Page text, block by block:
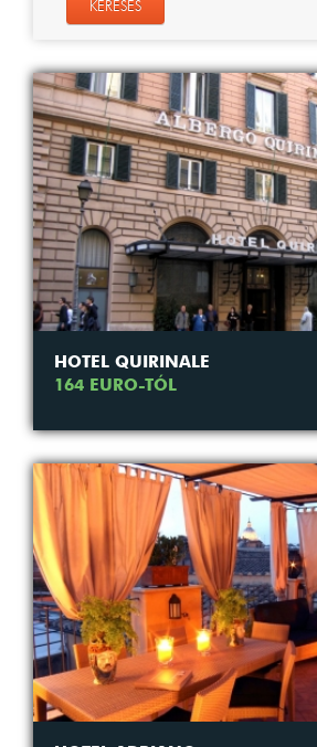
HOTEL QUIRINALE
164 EURO-TÓL